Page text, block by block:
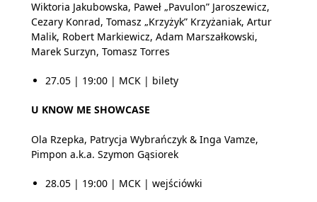
Wiktoria Jakubowska, Paweł „Pavulon” Jaroszewicz,
Cezary Konrad, Tomasz „Krzyżyk” Krzyżaniak, Artur
Malik, Robert Markiewicz, Adam Marszałkowski,
Marek Surzyn, Tomasz Torres
27.05 | 19:00 | MCK | bilety
U KNOW ME SHOWCASE
Ola Rzepka, Patrycja Wybrańczyk & Inga Vamze,
Pimpon a.k.a. Szymon Gąsiorek
28.05 | 19:00 | MCK | wejściówki